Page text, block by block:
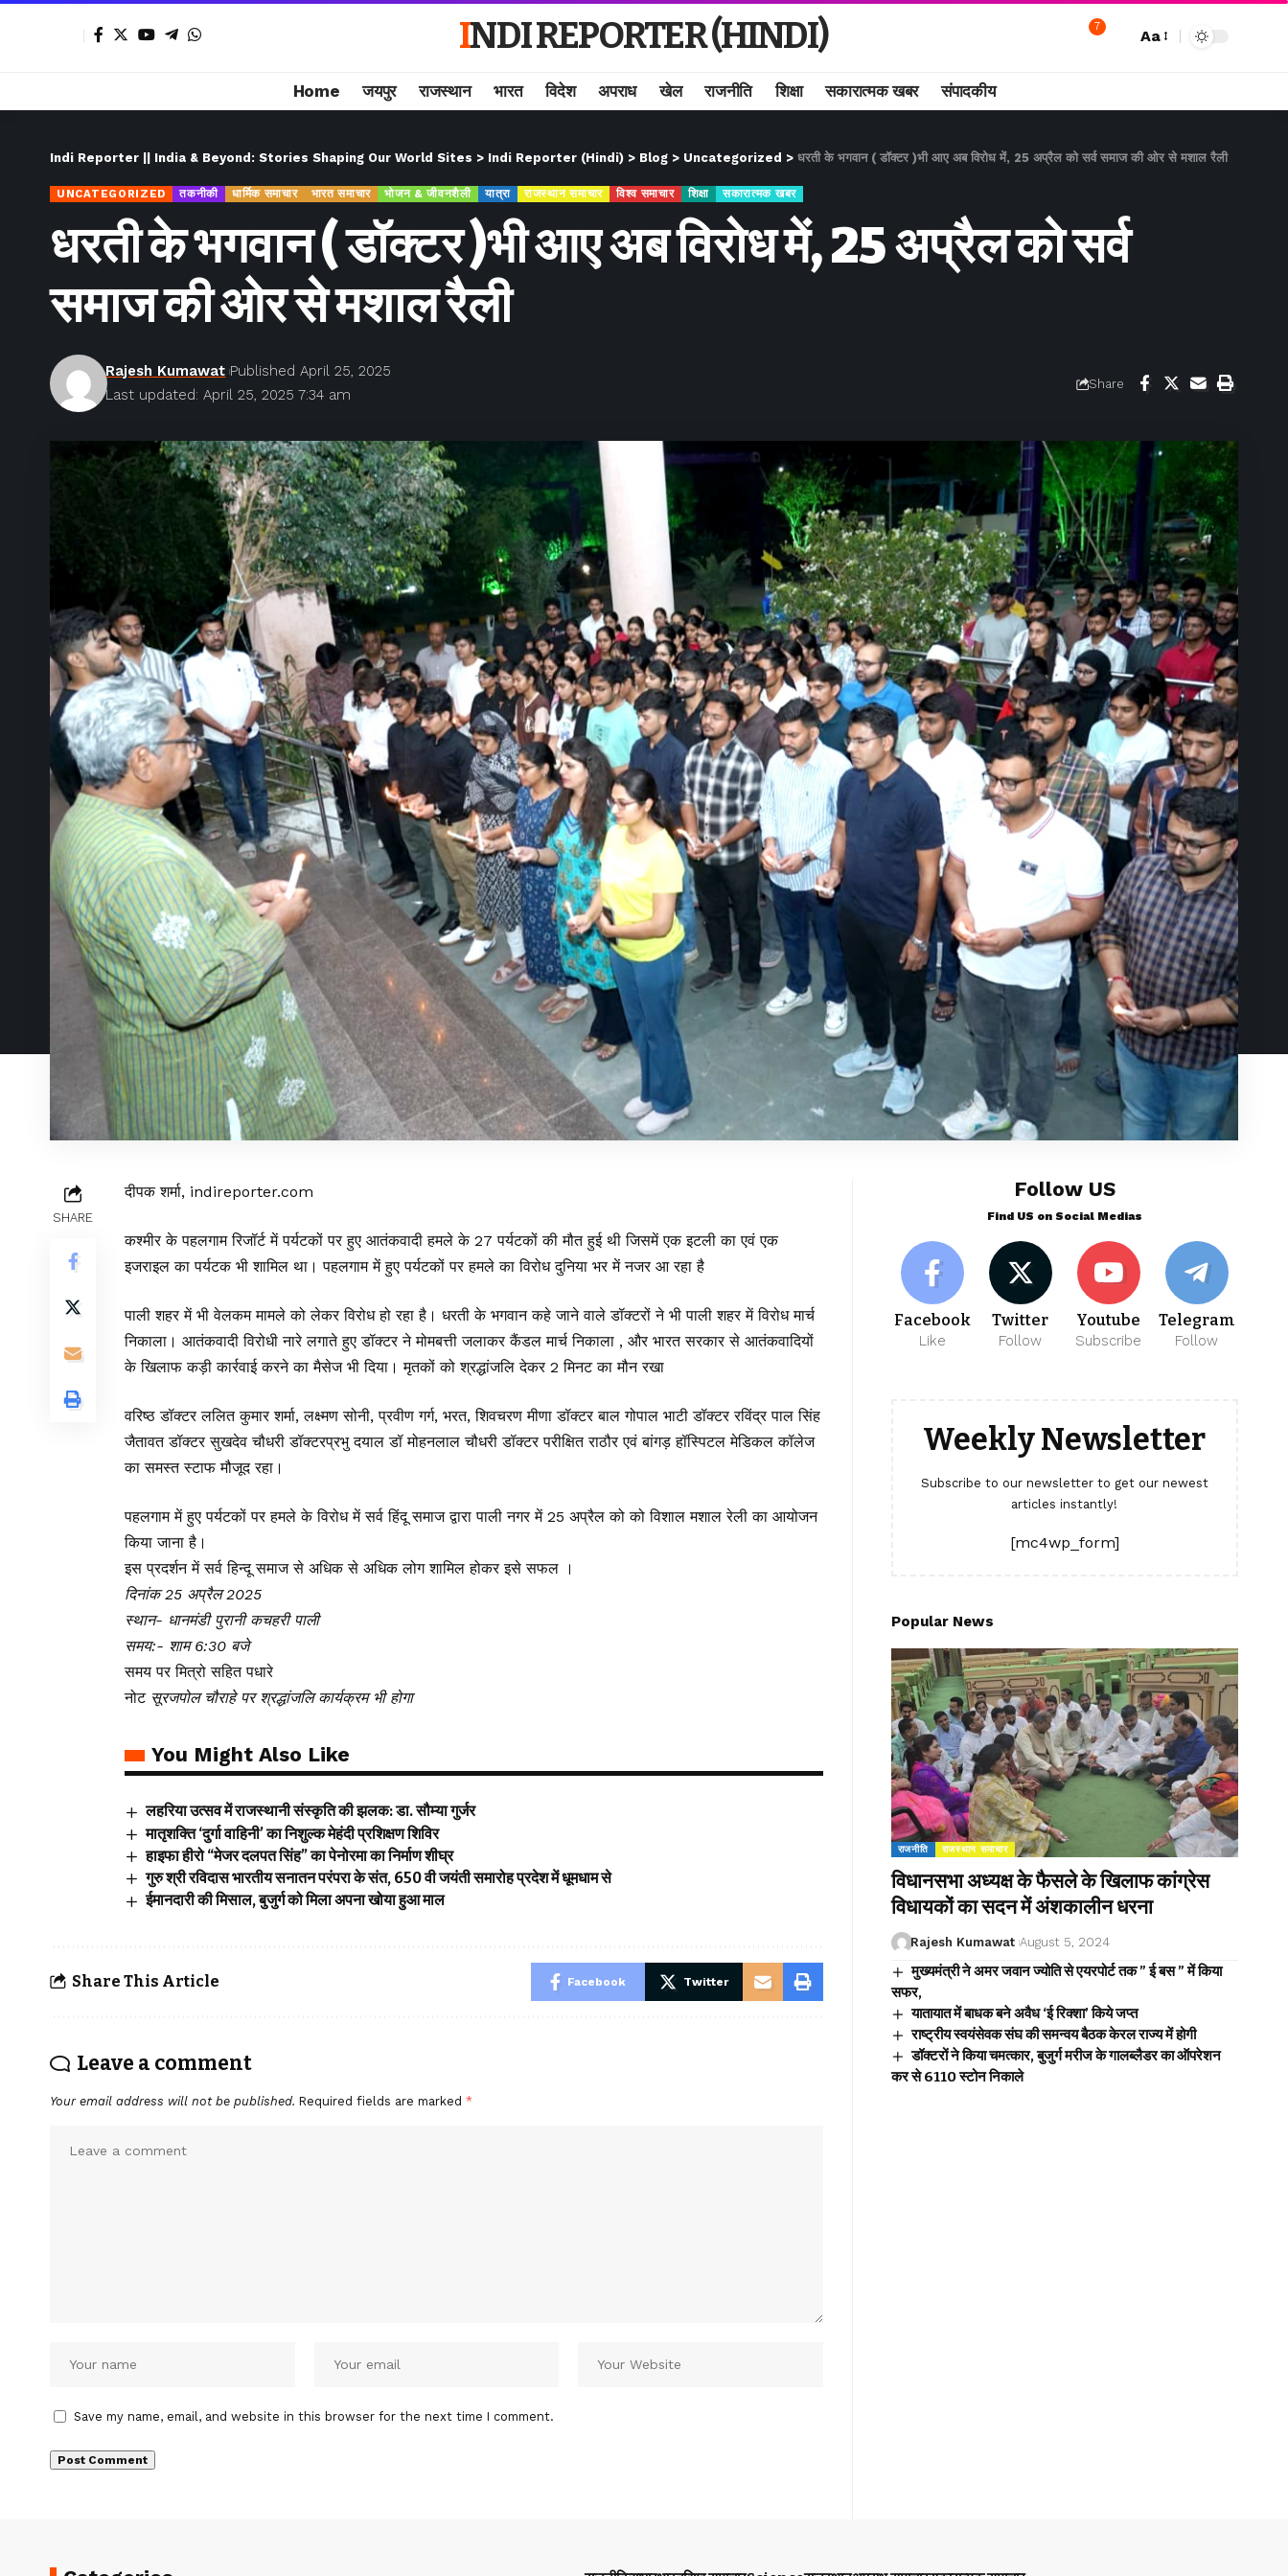
INDI REPORTER (HINDI) 7
Aa
Home जयपुर राजस्थान भारत विदेश अपराध खेल राजनीति शिक्षा सकारात्मक खबर संपादकीय
Indi Reporter || India & Beyond: Stories Shaping Our World Sites > Indi Reporter (Hindi) > Blog > Uncategorized > धरती के भगवान ( डॉक्टर )भी आए अब विरोध में, 25 अप्रैल को सर्व समाज की ओर से मशाल रैली
UNCATEGORIZED तकनीकी धार्मिक समाचार भारत समाचार भोजन & जीवनशैली यात्रा राजस्थान समाचार विश्व समाचार शिक्षा सकारात्मक खबर
धरती के भगवान ( डॉक्टर )भी आए अब विरोध में, 25 अप्रैल को सर्व
समाज की ओर से मशाल रैली
Last updated: April 25, 2025 7:34 am
Rajesh Kumawat Published April 25, 2025
Share
SHARE
दीपक शर्मा, indireporter.com
कश्मीर के पहलगाम रिजॉर्ट में पर्यटकों पर हुए आतंकवादी हमले के 27 पर्यटकों की मौत हुई थी जिसमें एक इटली का एवं एक
इजराइल का पर्यटक भी शामिल था। पहलगाम में हुए पर्यटकों पर हमले का विरोध दुनिया भर में नजर आ रहा है
पाली शहर में भी वेलकम मामले को लेकर विरोध हो रहा है‌। धरती के भगवान कहे जाने वाले डॉक्टरों ने भी पाली शहर में विरोध मार्च
निकाला। आतंकवादी विरोधी नारे लगाते हुए डॉक्टर ने मोमबत्ती जलाकर कैंडल मार्च निकाला , और भारत सरकार से आतंकवादियों
के खिलाफ कड़ी कार्रवाई करने का मैसेज भी दिया। मृतकों को श्रद्धांजलि देकर 2 मिनट का मौन रखा
वरिष्ठ डॉक्टर ललित कुमार शर्मा, लक्ष्मण सोनी, प्रवीण गर्ग, भरत, शिवचरण मीणा डॉक्टर बाल गोपाल भाटी डॉक्टर रविंद्र पाल सिंह
जैतावत डॉक्टर सुखदेव चौधरी डॉक्टरप्रभु दयाल डॉ मोहनलाल चौधरी डॉक्टर परीक्षित राठौर एवं बांगड़ हॉस्पिटल मेडिकल कॉलेज
का समस्त स्टाफ मौजूद रहा।
पहलगाम में हुए पर्यटकों पर हमले के विरोध में सर्व हिंदू समाज द्वारा पाली नगर में 25 अप्रैल को को विशाल मशाल रेली का आयोजन
किया जाना है।
इस प्रदर्शन में सर्व हिन्दू समाज से अधिक से अधिक लोग शामिल होकर इसे सफल ।
दिनांक 25 अप्रैल 2025
स्थान- धानमंडी पुरानी कचहरी पाली
समय:- शाम 6:30 बजे
समय पर मित्रो सहित पधारे
नोट सूरजपोल चौराहे पर श्रद्धांजलि कार्यक्रम भी होगा
You Might Also Like
लहरिया उत्सव में राजस्थानी संस्कृति की झलक: डा. सौम्या गुर्जर
मातृशक्ति ‘दुर्गा वाहिनी’ का निशुल्क मेहंदी प्रशिक्षण शिविर
हाइफा हीरो “मेजर दलपत सिंह” का पेनोरमा का निर्माण शीघ्र
गुरु श्री रविदास भारतीय सनातन परंपरा के संत, 650 वी जयंती समारोह प्रदेश में धूमधाम से
ईमानदारी की मिसाल, बुजुर्ग को मिला अपना खोया हुआ माल
Share This Article Facebook Twitter
Leave a comment
Your email address will not be published. Required fields are marked *
Save my name, email, and website in this browser for the next time I comment.
Follow US
Find US on Social Medias
Facebook
Like
Twitter
Follow
Youtube
Subscribe
Telegram
Follow
Weekly Newsletter
Subscribe to our newsletter to get our newest
articles instantly!
[mc4wp_form]
Popular News
राजनीति राजस्थान समाचार
विधानसभा अध्यक्ष के फैसले के खिलाफ कांग्रेस
विधायकों का सदन में अंशकालीन धरना
Rajesh Kumawat August 5, 2024
मुख्यमंत्री ने अमर जवान ज्योति से एयरपोर्ट तक ” ई बस ” में किया
सफर,
यातायात में बाधक बने अवैध ‘ई रिक्शा’ किये जप्त
राष्ट्रीय स्वयंसेवक संघ की समन्वय बैठक केरल राज्य में होगी
डॉक्टरों ने किया चमत्कार, बुजुर्ग मरीज के गालब्लैडर का ऑपरेशन
कर से 6110 स्टोन निकाले